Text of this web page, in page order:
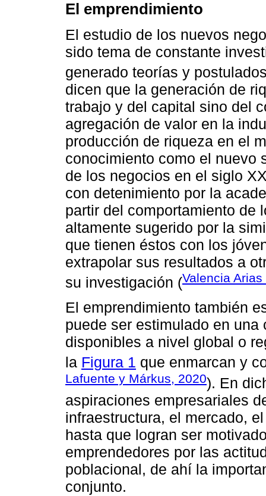
El emprendimiento
El estudio de los nuevos
sido tema de constante
generado teorías y
dicen que la generación de
trabajo y del capital sino del
agregación de valor en la
producción de riqueza en el
conocimiento como el nuevo
de los negocios en el siglo
con detenimiento por la
partir del comportamiento de
altamente sugerido por la
que tienen éstos con los
extrapolar sus resultados a
su investigación (Valencia
El emprendimiento también
puede ser estimulado en
disponibles a nivel global o
la Figura 1 que enmarcan y
Lafuente y Márkus, 2020). En
aspiraciones empresariales
infraestructura, el mercado,
hasta que logran ser
emprendedores por las
poblacional, de ahí la
conjunto.